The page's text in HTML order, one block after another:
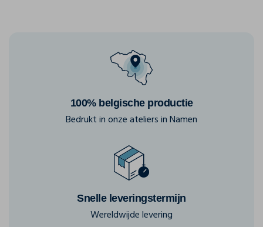
100% belgische productie
Bedrukt in onze ateliers in Namen
Snelle leveringstermijn
Wereldwijde levering